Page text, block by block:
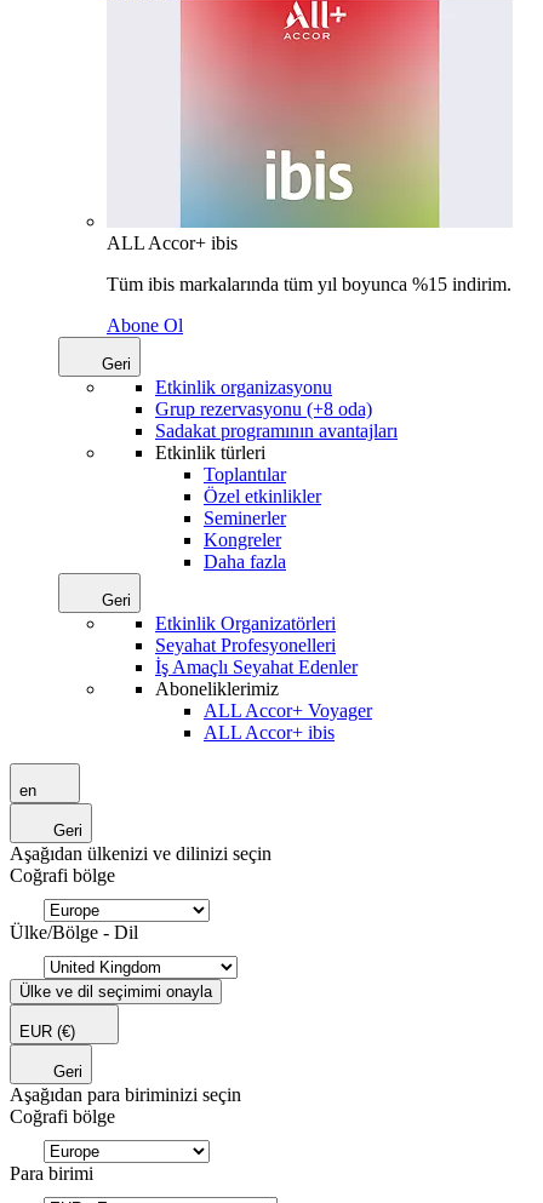
ALL Accor+ ibis
Tüm ibis markalarında tüm yıl boyunca %15 indirim.
Abone Ol
Geri
Etkinlik organizasyonu
Grup rezervasyonu (+8 oda)
Sadakat programının avantajları
Etkinlik türleri
Toplantılar
Özel etkinlikler
Seminerler
Kongreler
Daha fazla
Geri
Etkinlik Organizatörleri
Seyahat Profesyonelleri
İş Amaçlı Seyahat Edenler
Aboneliklerimiz
ALL Accor+ Voyager
ALL Accor+ ibis
en
Geri
Aşağıdan ülkenizi ve dilinizi seçin
Coğrafi bölge
Ülke/Bölge - Dil
Ülke ve dil seçimimi onayla
EUR (€)
Geri
Aşağıdan para biriminizi seçin
Coğrafi bölge
Para birimi